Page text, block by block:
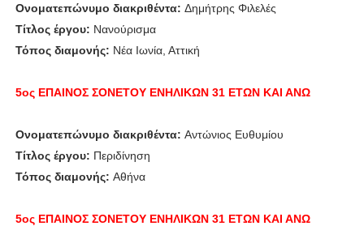
Ονοματεπώνυμο διακριθέντα: Δημήτρης Φιλελές
Τίτλος έργου: Νανούρισμα
Τόπος διαμονής: Νέα Ιωνία, Αττική
5ος ΕΠΑΙΝΟΣΣΟΝΕΤΟΥ ΕΝΗΛΙΚΩΝ 31 ΕΤΩΝ ΚΑΙ ΑΝΩ
Ονοματεπώνυμο διακριθέντα: Αντώνιος Ευθυμίου
Τίτλος έργου: Περιδίνηση
Τόπος διαμονής: Αθήνα
5ος ΕΠΑΙΝΟΣΣΟΝΕΤΟΥ ΕΝΗΛΙΚΩΝ 31 ΕΤΩΝ ΚΑΙ ΑΝΩ